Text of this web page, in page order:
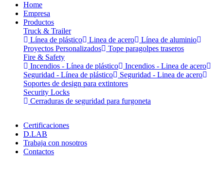
Home
Empresa
Productos
Truck & Trailer
Línea de plástico
Linea de acero
Línea de aluminio
Proyectos Personalizados
Tope paragolpes traseros
Fire & Safety
Incendios - Línea de plástico
Incendios - Linea de acero
Seguridad - Línea de plástico
Seguridad - Linea de acero
Soportes de design para extintores
Security Locks
Cerraduras de seguridad para furgoneta
Certificaciones
D.LAB
Trabaja con nosotros
Contactos